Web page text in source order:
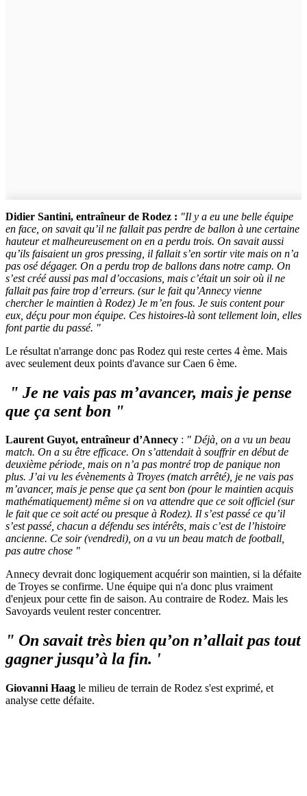
Didier Santini, entraîneur de Rodez : "Il y a eu une belle équipe
en face, on savait qu’il ne fallait pas perdre de ballon à une certaine
hauteur et malheureusement on en a perdu trois. On savait aussi
qu’ils faisaient un gros pressing, il fallait s’en sortir vite mais on n’a
pas osé dégager. On a perdu trop de ballons dans notre camp. On
s’est créé aussi pas mal d’occasions, mais c’était un soir où il ne
fallait pas faire trop d’erreurs. (sur le fait qu’Annecy vienne
chercher le maintien à Rodez) Je m’en fous. Je suis content pour
eux, déçu pour mon équipe. Ces histoires-là sont tellement loin, elles
font partie du passé. "
Le résultat n'arrange donc pas Rodez qui reste certes 4 ème. Mais
avec seulement deux points d'avance sur Caen 6 ème.
" Je ne vais pas m’avancer, mais je pense
que ça sent bon "
Laurent Guyot, entraîneur d’Annecy : " Déjà, on a vu un beau
match. On a su être efficace. On s’attendait à souffrir en début de
deuxième période, mais on n’a pas montré trop de panique non
plus. J’ai vu les évènements à Troyes (match arrêté), je ne vais pas
m’avancer, mais je pense que ça sent bon (pour le maintien acquis
mathématiquement) même si on va attendre que ce soit officiel (sur
le fait que ce soit acté ou presque à Rodez). Il s’est passé ce qu’il
s’est passé, chacun a défendu ses intérêts, mais c’est de l’histoire
ancienne. Ce soir (vendredi), on a vu un beau match de football,
pas autre chose "
Annecy devrait donc logiquement acquérir son maintien, si la défaite
de Troyes se confirme. Une équipe qui n'a donc plus vraiment
d'enjeux pour cette fin de saison. Au contraire de Rodez. Mais les
Savoyards veulent rester concentrer.
" On savait très bien qu’on n’allait pas tout
gagner jusqu’à la fin. '
Giovanni Haag le milieu de terrain de Rodez s'est exprimé, et
analyse cette défaite.